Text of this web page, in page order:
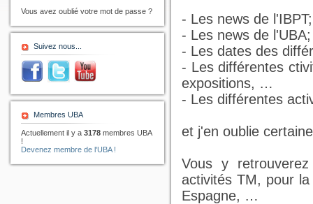
Vous avez oublié votre mot de passe ?
Suivez nous...
Membres UBA
Actuellement il y a 3178 membres UBA
!
Devenez membre de l'UBA !
- Les news de l'IBPT;
- Les news de l'UBA;
- Les dates des
- Les différentes
expositions, …
- Les différentes
et j'en oublie
Vous y
activités TM, pour
Espagne, …